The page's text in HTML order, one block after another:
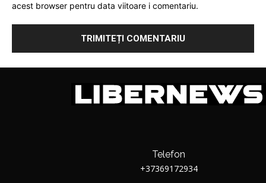
acest browser pentru data viitoare i comentariu.
Telefon
+37369172934